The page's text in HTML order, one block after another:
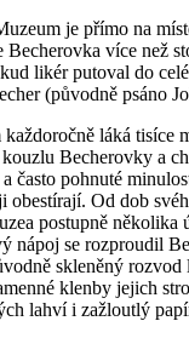
je přímo na
Becherovka více než
likér putoval do
(původně psáno
každoročně láká tisíce
Becherovky a
často pohnuté
obestírají. Od dob
postupně několika
nápoj se rozproudil
skleněný
klenby jejich
lahví i zažloutlý